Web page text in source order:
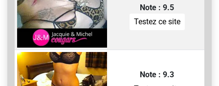
Note : 9.5
Testez ce site
Note : 9.3